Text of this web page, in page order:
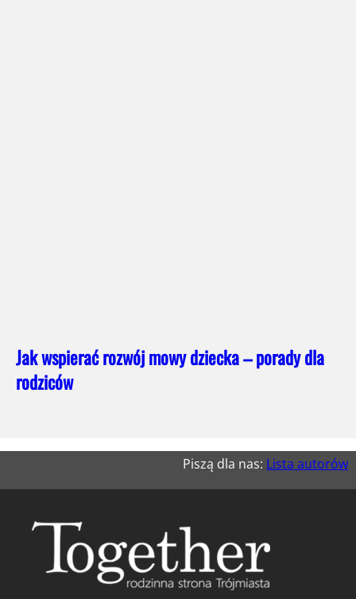
Jak wspierać rozwój mowy dziecka – porady dla
rodziców
Piszą dla nas: Lista autorów